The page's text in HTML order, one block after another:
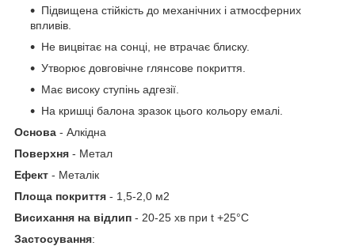
Підвищена стійкість до механічних і атмосферних
впливів.
Не вицвітає на сонці, не втрачає блиску.
Утворює довговічне глянсове покриття.
Має високу ступінь адгезії.
На кришці балона зразок цього кольору емалі.
Основа - Алкідна
Поверхня - Метал
Ефект - Металік
Площа покриття - 1,5-2,0 м2
Висихання на відлип - 20-25 хв при t +25°С
Застосування: